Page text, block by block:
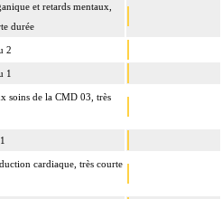
et retards mentaux,
durée
2
1
soins de la CMD 03, très
cardiaque, très courte